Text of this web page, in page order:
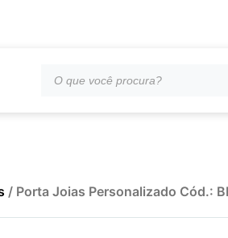
/ Porta Joias Personalizado Cód.: